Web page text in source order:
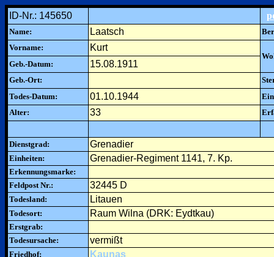
ID-Nr.: 145650
Name: Laatsch
Vorname:
Kurt
Geb.-Datum:
15.08.1911
Geb.-Ort:
Todes-Datum:
01.10.1944
Alter:
33
Dienstgrad: Grenadier
Einheiten: Grenadier-Regiment 1141, 7. Kp.
Erkennungsmarke:
Feldpost Nr.:
32445 D
Todesland: Litauen
Todesort: Raum Wilna (DRK: Eydtkau)
Erstgrab:
Todesursache:
vermißt
Friedhof: Kaunas